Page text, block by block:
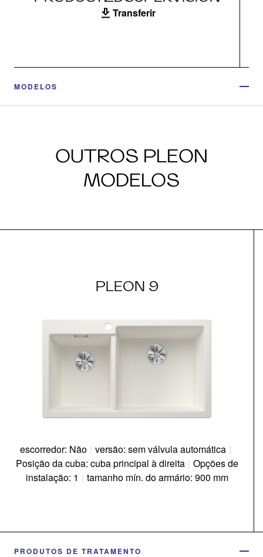
Transferir
MODELOS
OUTROS PLEON
MODELOS
PLEON 9
escorredor: Não | versão: sem válvula automática |
Posição da cuba: cuba principal à direita | Opções de
instalação: 1 | tamanho mín. do armário: 900 mm
PRODUTOS DE TRATAMENTO